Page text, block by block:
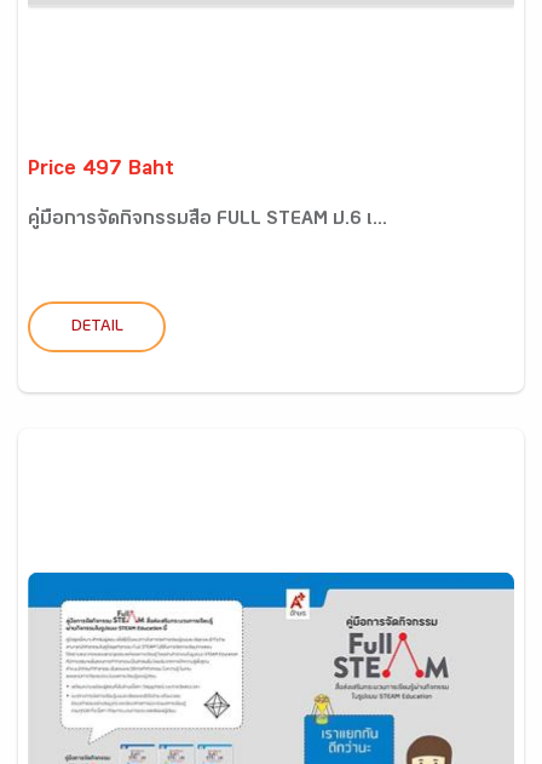
Price 497 Baht
คู่มือการจัดกิจกรรมสื่อ FULL STEAM ป.6 เ...
DETAIL